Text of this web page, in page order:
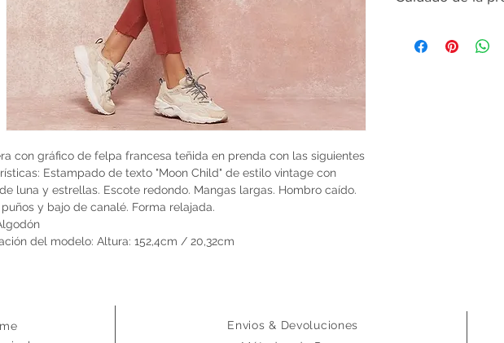
con gráfico de felpa francesa teñida en prenda con las siguientes
Estampado de texto "Moon Child" de estilo vintage con
luna y estrellas. Escote redondo. Mangas largas. Hombro caído.
puños y bajo de canalé. Forma relajada.
del modelo: Altura: 152,4cm / 20,32cm
y ver la sección
Envios & Devoluciones